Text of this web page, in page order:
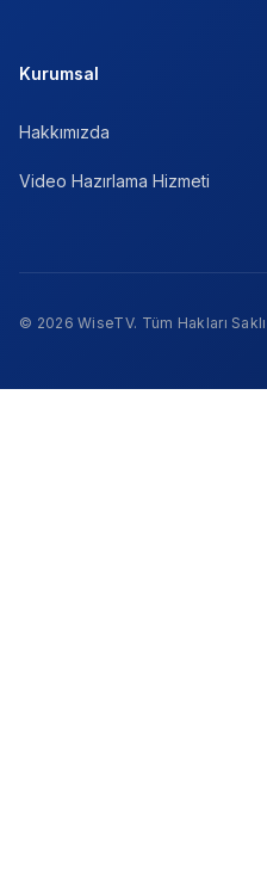
Kurumsal
Hakkımızda
Video Hazırlama Hizmeti
© 2026 WiseTV. Tüm Hakları